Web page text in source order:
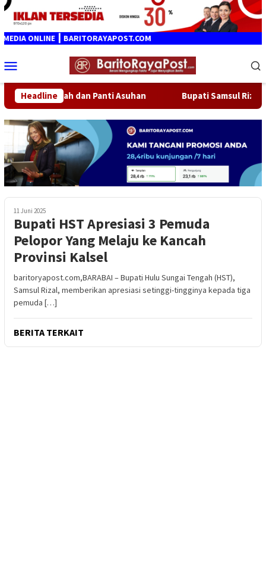
Loncat
konten
ONLINE ┃ BARITORAYAPOST.COM
Mobile
Headline
Ibadah dan Panti Asuhan Bupati Samsul Rizal
11 Juni 2025
Bupati HST Apresiasi 3 Pemuda
Pelopor Yang Melaju ke Kancah
Provinsi Kalsel
baritoryapost.com,BARABAI – Bupati Hulu Sungai Tengah (HST),
Samsul Rizal, memberikan apresiasi setinggi-tingginya kepada tiga
pemuda […]
BERITA TERKAIT